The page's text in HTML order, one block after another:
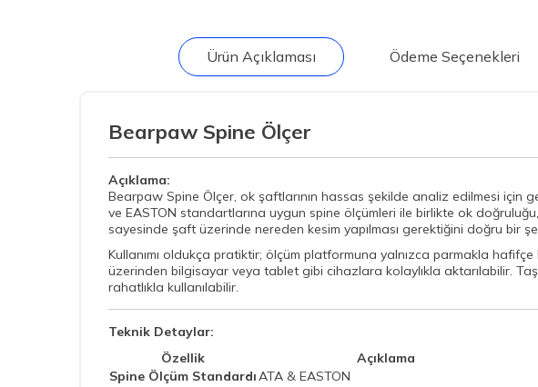
Ürün Açıklaması Ödeme Seçenekleri
Bearpaw Spine Ölçer
Açıklama:
Bearpaw Spine Ölçer, ok şaftlarının hassas şekilde analiz edilmesi için
ve EASTON standartlarına uygun spine ölçümleri ile birlikte ok
sayesinde şaft üzerinde nereden kesim yapılması gerektiğini doğru bir
Kullanımı oldukça pratiktir; ölçüm platformuna yalnızca parmakla
üzerinden bilgisayar veya tablet gibi cihazlara kolaylıkla aktarılabilir.
rahatlıkla kullanılabilir.
Teknik Detaylar:
Özellik
Açıklama
Spine Ölçüm Standardı ATA & EASTON